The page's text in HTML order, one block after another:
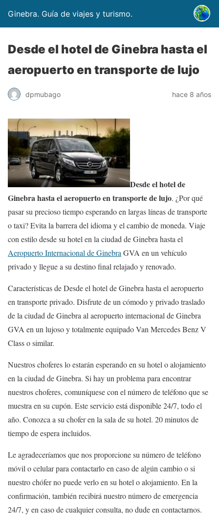
Ginebra. Guía de viajes y turismo.
Desde el hotel de Ginebra hasta el
aeropuerto en transporte de lujo
dpmubago hace 8 años
Desde el hotel de
Ginebra hasta el aeropuerto en transporte de lujo. ¿Por qué
pasar su precioso tiempo esperando en largas líneas de transporte
o taxi? Evita la barrera del idioma y el cambio de moneda. Viaje
con estilo desde su hotel en la ciudad de Ginebra hasta el
Aeropuerto Internacional de Ginebra GVA en un vehículo
privado y llegue a su destino final relajado y renovado.
Características de Desde el hotel de Ginebra hasta el aeropuerto
en transporte privado. Disfrute de un cómodo y privado traslado
de la ciudad de Ginebra al aeropuerto internacional de Ginebra
GVA en un lujoso y totalmente equipado Van Mercedes Benz V
Class o similar.
Nuestros choferes lo estarán esperando en su hotel o alojamiento
en la ciudad de Ginebra. Si hay un problema para encontrar
nuestros choferes, comuníquese con el número de teléfono que se
muestra en su cupón. Este servicio está disponible 24/7, todo el
año. Conozca a su chofer en la sala de su hotel. 20 minutos de
tiempo de espera incluidos.
Le agradeceríamos que nos proporcione su número de teléfono
móvil o celular para contactarlo en caso de algún cambio o si
nuestro chófer no puede verlo en su hotel o alojamiento. En la
confirmación, también recibirá nuestro número de emergencia
24/7, y en caso de cualquier consulta, no dude en contactarnos.